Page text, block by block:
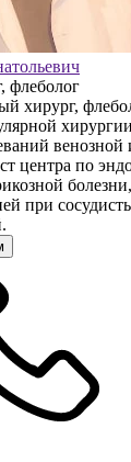
флеболог
хирург,
центра по
при